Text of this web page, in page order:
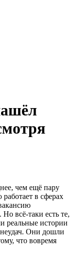
чем ещё пару
работает в сферах
всё-таки есть те,
реальные истории
Они дошли
что вовремя